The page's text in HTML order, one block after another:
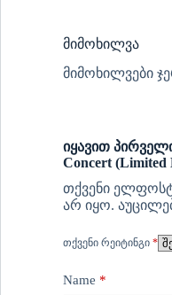
მიმოხილვა
მიმოხილვები
იყავით
Concert (Limited
თქვენი
არ იყო.
ᲗᲥᲕᲔᲜᲘ ᲠᲔᲘᲢᲘᲜᲒᲘ *
Name *